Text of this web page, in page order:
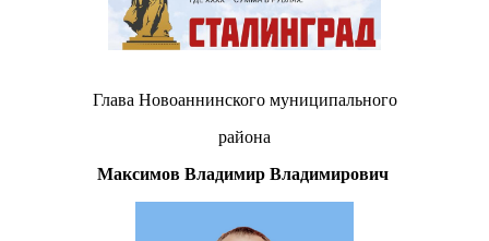
Глава Новоаннинского муниципального
района
Максимов Владимир Владимирович